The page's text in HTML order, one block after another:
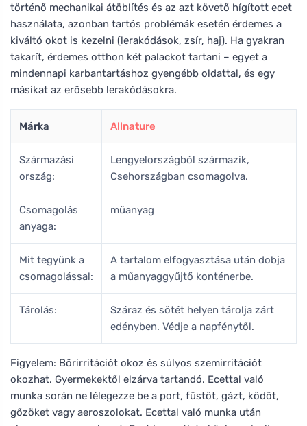
történő mechanikai átöblítés és az azt követő hígított ecet
használata, azonban tartós problémák esetén érdemes a
kiváltó okot is kezelni (lerakódások, zsír, haj). Ha gyakran
takarít, érdemes otthon két palackot tartani – egyet a
mindennapi karbantartáshoz gyengébb oldattal, és egy
másikat az erősebb lerakódásokra.
Márka Allnature
Származási
ország:
Lengyelországból származik,
Csehországban csomagolva.
Csomagolás
anyaga:
műanyag
Mit tegyünk a
csomagolással:
A tartalom elfogyasztása után dobja
a műanyaggyűjtő konténerbe.
Tárolás:
Száraz és sötét helyen tárolja zárt
edényben. Védje a napfénytől.
Figyelem: Bőrirritációt okoz és súlyos szemirritációt
okozhat. Gyermekektől elzárva tartandó. Ecettal való
munka során ne lélegezze be a port, füstöt, gázt, ködöt,
gőzöket vagy aeroszolokat. Ecettal való munka után